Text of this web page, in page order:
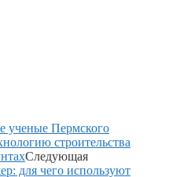
ученые Пермского
строительства
Следующая
для чего используют